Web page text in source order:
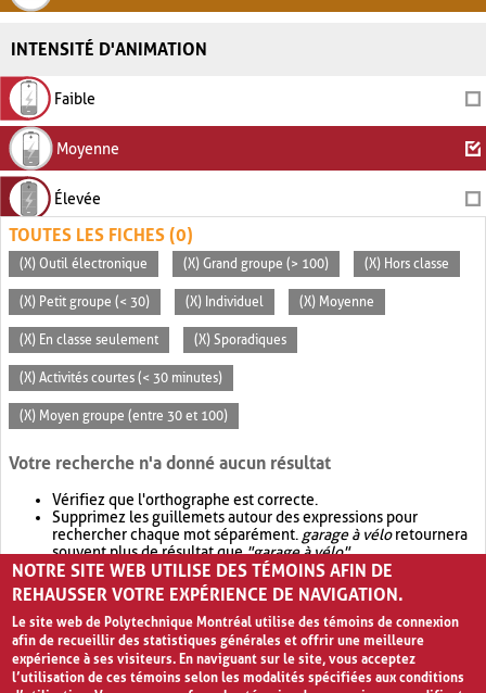
INTENSITÉ D'ANIMATION
Faible
Moyenne
Élevée
TOUTES LES FICHES (0)
(X) Outil électronique (X) Grand groupe (> 100) (X) Hors classe
(X) Petit groupe (< 30) (X) Individuel (X) Moyenne
(X) En classe seulement (X) Sporadiques
(X) Activités courtes (< 30 minutes)
(X) Moyen groupe (entre 30 et 100)
Votre recherche n'a donné aucun résultat
Vérifiez que l'orthographe est correcte.
Supprimez les guillemets autour des expressions pour
rechercher chaque mot séparément. garage à véloretournera
souvent plus de résultat que"garage à vélo".
Envisagez d'élargir votre recherche avec OR.garage OR vélo
retournera souvent plus de résultat quegarage à vélo
NOTRE SITE WEB UTILISE DES TÉMOINS AFIN DE
REHAUSSER VOTRE EXPÉRIENCE DE NAVIGATION.
Le site web de Polytechnique Montréal utilise des témoins de connexion
afin de recueillir des statistiques générales et offrir une meilleure
expérience à ses visiteurs. En naviguant sur le site, vous acceptez
l’utilisation de ces témoins selon les modalités spécifiées aux conditions